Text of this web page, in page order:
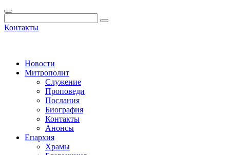
Контакты
Новости
Митрополит
Служение
Проповеди
Послания
Биография
Контакты
Анонсы
Епархия
Храмы